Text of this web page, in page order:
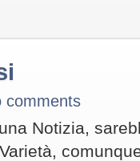
comments
Notizia,